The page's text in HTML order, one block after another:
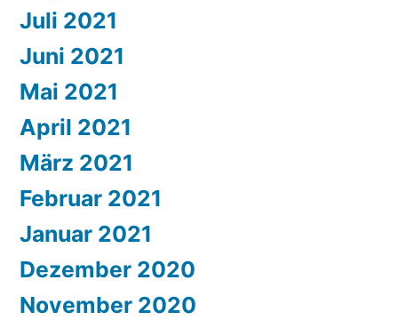
Juli 2021
Juni 2021
Mai 2021
April 2021
März 2021
Februar 2021
Januar 2021
Dezember 2020
November 2020